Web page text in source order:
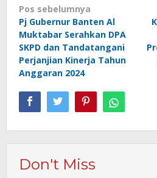
Navigasi
pos
Pos sebelumnya
Pj Gubernur Banten Al
Muktabar Serahkan DPA
SKPD dan Tandatangani
Perjanjian Kinerja Tahun
Anggaran 2024
Don't Miss